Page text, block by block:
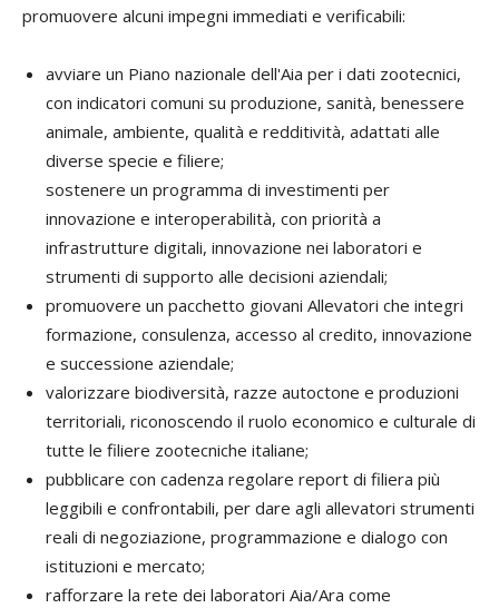
promuovere alcuni impegni immediati e verificabili:
avviare un Piano nazionale dell'Aia per i dati zootecnici,
con indicatori comuni su produzione, sanità, benessere
animale, ambiente, qualità e redditività, adattati alle
diverse specie e filiere;
sostenere un programma di investimenti per
innovazione e interoperabilità, con priorità a
infrastrutture digitali, innovazione nei laboratori e
strumenti di supporto alle decisioni aziendali;
promuovere un pacchetto giovani Allevatori che integri
formazione, consulenza, accesso al credito, innovazione
e successione aziendale;
valorizzare biodiversità, razze autoctone e produzioni
territoriali, riconoscendo il ruolo economico e culturale di
tutte le filiere zootecniche italiane;
pubblicare con cadenza regolare report di filiera più
leggibili e confrontabili, per dare agli allevatori strumenti
reali di negoziazione, programmazione e dialogo con
istituzioni e mercato;
rafforzare la rete dei laboratori Aia/Ara come